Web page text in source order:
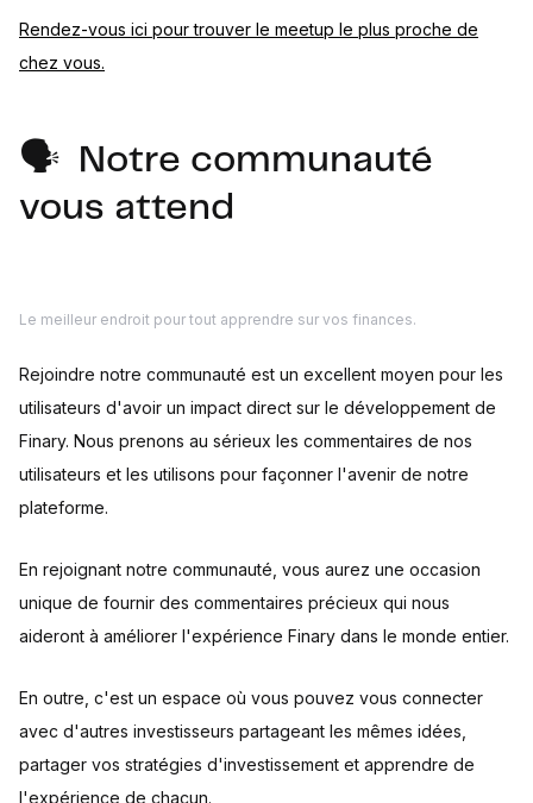
Rendez-vous ici pour trouver le meetup le plus proche de
chez vous.
🗣️ Notre communauté
vous attend
Le meilleur endroit pour tout apprendre sur vos finances.
Rejoindre notre communauté est un excellent moyen pour les
utilisateurs d'avoir un impact direct sur le développement de
Finary. Nous prenons au sérieux les commentaires de nos
utilisateurs et les utilisons pour façonner l'avenir de notre
plateforme.
En rejoignant notre communauté, vous aurez une occasion
unique de fournir des commentaires précieux qui nous
aideront à améliorer l'expérience Finary dans le monde entier.
En outre, c'est un espace où vous pouvez vous connecter
avec d'autres investisseurs partageant les mêmes idées,
partager vos stratégies d'investissement et apprendre de
l'expérience de chacun.